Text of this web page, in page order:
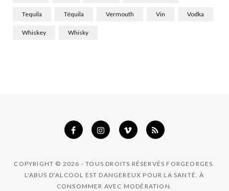
Tequila Téquila Vermouth Vin Vodka
Whiskey Whisky
COPYRIGHT © 2026 - TOUS DROITS RÉSERVÉS FORGEORGES.
L'ABUS D'ALCOOL EST DANGEREUX POUR LA SANTÉ. À
CONSOMMER AVEC MODÉRATION.